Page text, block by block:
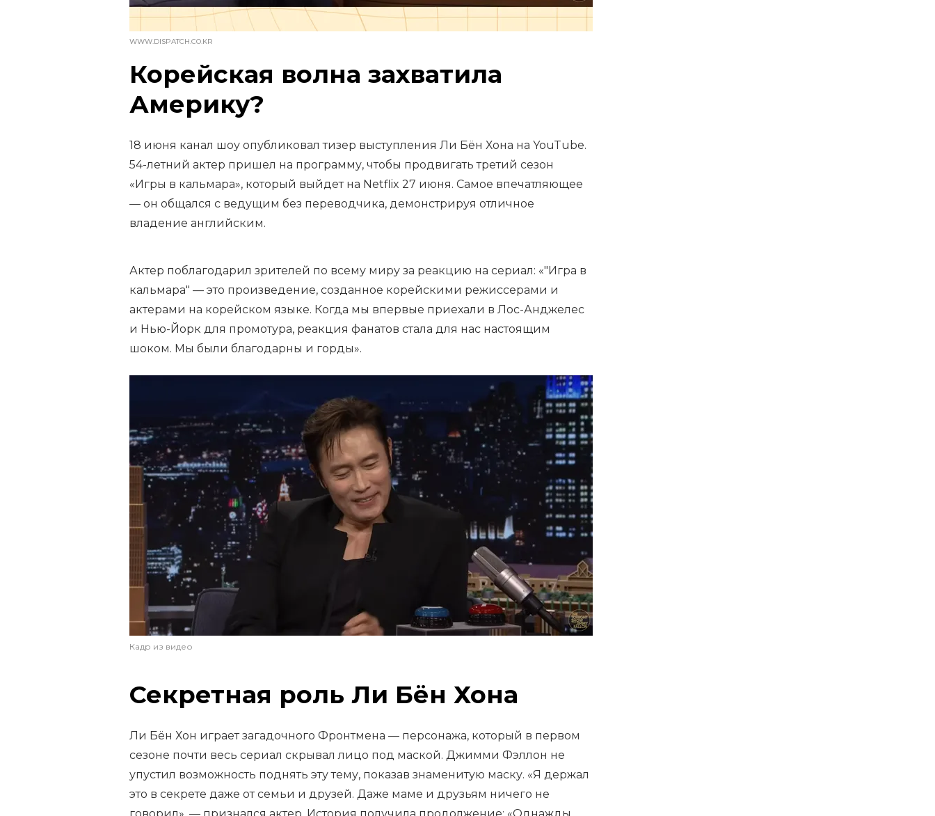
WWW.DISPATCH.CO.KR
Корейская волна захватила
Америку?
18 июня канал шоу опубликовал тизер выступления Ли Бён Хона на YouTube.
54-летний актер пришел на программу, чтобы продвигать третий сезон
«Игры в кальмара», который выйдет на Netflix 27 июня. Самое впечатляющее
— он общался с ведущим без переводчика, демонстрируя отличное
владение английским.
Актер поблагодарил зрителей по всему миру за реакцию на сериал: «"Игра в
кальмара" — это произведение, созданное корейскими режиссерами и
актерами на корейском языке. Когда мы впервые приехали в Лос-Анджелес
и Нью-Йорк для промотура, реакция фанатов стала для нас настоящим
шоком. Мы были благодарны и горды».
Кадр из видео
Секретная роль Ли Бён Хона
Ли Бён Хон играет загадочного Фронтмена — персонажа, который в первом
сезоне почти весь сериал скрывал лицо под маской. Джимми Фэллон не
упустил возможность поднять эту тему, показав знаменитую маску. «Я держал
это в секрете даже от семьи и друзей. Даже маме и друзьям ничего не